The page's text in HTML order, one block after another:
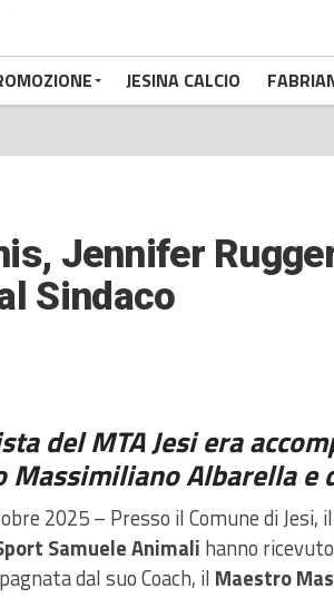
JESINA CALCIO
Jennifer
Sindaco
del MTA Jesi era
Massimiliano Albarella e
2025 – Presso il Comune di Jesi, il
Samuele Animali hanno ricevuto
dal suo Coach, il Maestro